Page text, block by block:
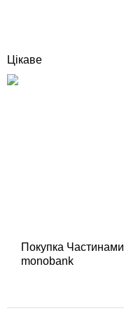
Цікаве
Покупка Частинами
monobank